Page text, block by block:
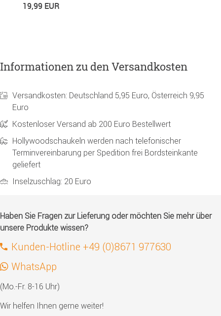
19,99 EUR
Informationen zu den Versandkosten
Versandkosten: Deutschland 5,95 Euro, Österreich 9,95
Euro
Kostenloser Versand ab 200 Euro Bestellwert
Hollywoodschaukeln werden nach telefonischer
Terminvereinbarung per Spedition frei Bordsteinkante
geliefert
Inselzuschlag: 20 Euro
Haben Sie Fragen zur Lieferung oder möchten Sie mehr über
unsere Produkte wissen?
Kunden-Hotline +49 (0)8671 977630
WhatsApp
(Mo.-Fr. 8-16 Uhr)
Wir helfen Ihnen gerne weiter!